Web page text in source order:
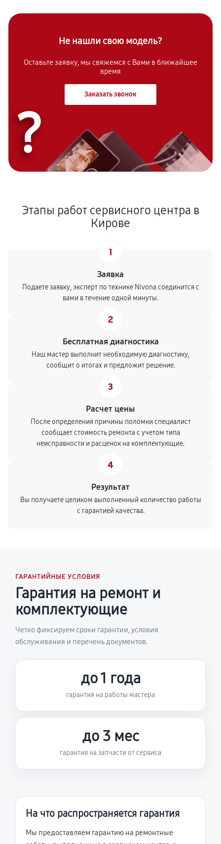
Не нашли свою модель?
Оставьте заявку, мы свяжемся с Вами в ближайшее
время
Заказать звонок
?
Этапы работ сервисного центра в
Кирове
1
Заявка
Подаете заявку, эксперт по технике Nivona соединится с
вами в течение одной минуты.
2
Бесплатная диагностика
Наш мастер выполнит необходимую диагностику,
сообщит о итогах и предложит решение.
3
Расчет цены
После определения причины поломки специалист
сообщает стоимость ремонта с учетом типа
неисправности и расценок на комплектующие.
4
Результат
Вы получаете целиком выполненный количество работы
с гарантией качества.
ГАРАНТИЙНЫЕ УСЛОВИЯ
Гарантия на ремонт и
комплектующие
Четко фиксируем сроки гарантии, условия
обслуживания и перечень документов.
до 1 года
гарантия на работы мастера
до 3 мес
гарантия на запчасти от сервиса
На что распространяется гарантия
Мы предоставляем гарантию на ремонтные